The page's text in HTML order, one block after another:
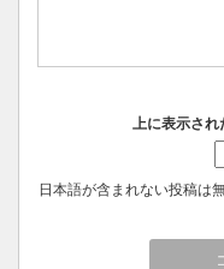
上に表示され
日本語が含まれない投稿は